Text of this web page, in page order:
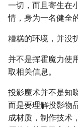
一切，而且寄生在
情，身为一名健全
糟糕的环境，并没
并不是挥霍魔力使
取相关信息。
投影魔术并不是知
而是要理解投影物
成材质，制作技术